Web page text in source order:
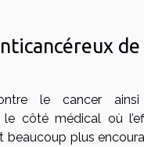
de
le cancer
côté médical où
beaucoup plus